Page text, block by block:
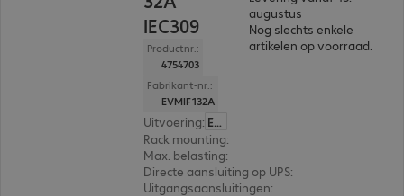
IEC309
Productnr.:
4754703
Fabrikant-nr.:
EVMIF132A
Uitvoering: Europa
Rack mounting:
Max. belasting:
Directe aansluiting op UPS:
Uitgangsaansluitingen:
augustus
Nog slechts enkele
artikelen op voorraad.